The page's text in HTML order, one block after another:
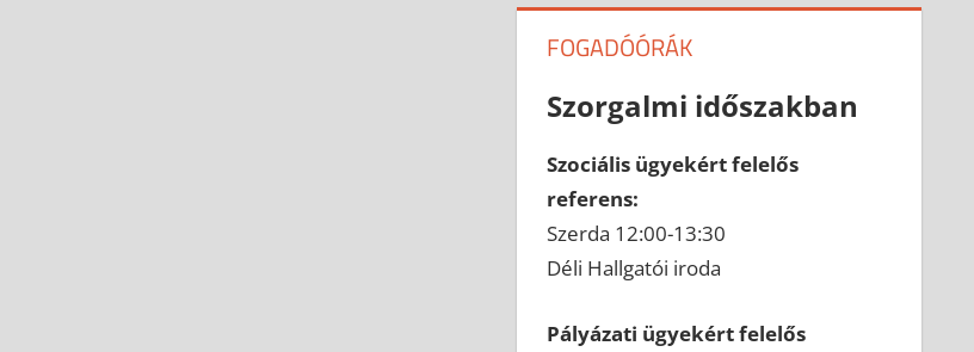
FOGADÓÓRÁK
Szorgalmi időszakban
Szociális ügyekért felelős
referens:
Szerda 12:00-13:30
Déli Hallgatói iroda
Pályázati ügyekért felelős